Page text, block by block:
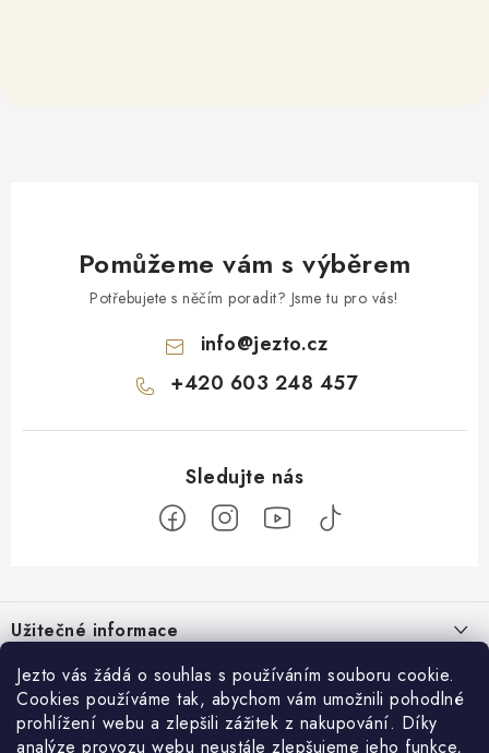
Jezto vás žádá o souhlas s používáním souboru cookie.
Cookies používáme tak, abychom vám umožnili pohodlné
prohlížení webu a zlepšili zážitek z nakupování. Díky
analýze provozu webu neustále zlepšujeme jeho funkce,
Pomůžeme vám s výběrem
Potřebujete s něčím poradit? Jsme tu pro vás!
info@jezto.cz
+420 603 248 457
pUžitečné informace
O nás
Náš příběh
Zákaznický servis
Obchodní podmínky
Přijímáme online platby